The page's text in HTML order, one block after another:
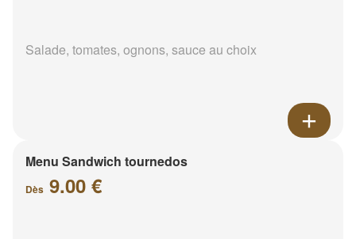
Salade, tomates, ognons, sauce au choix
Menu Sandwich tournedos
Dès 9.00 €